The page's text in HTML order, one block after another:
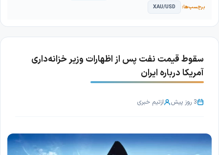
XAU/USD
سقوط قیمت نفت پس از اظهارات وزیر خزانه‌داری
آمریکا درباره ایران
3 روز پیش ازتیم خبری